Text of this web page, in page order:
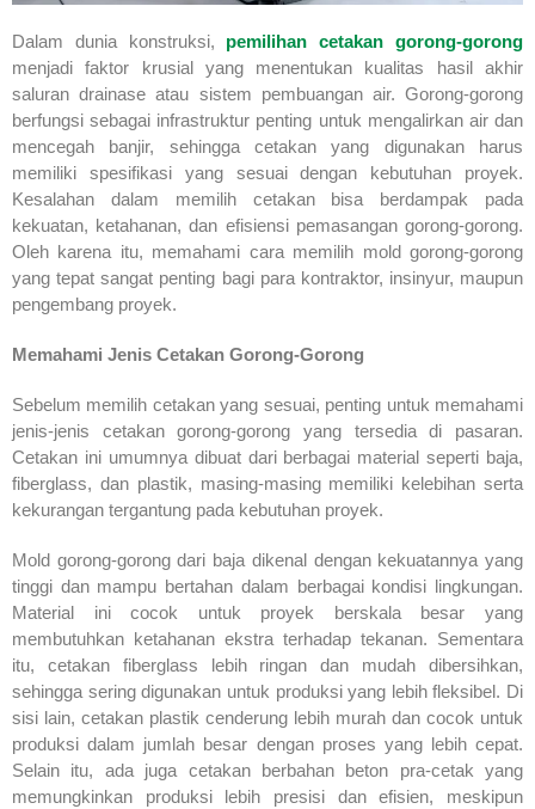
Dalam dunia konstruksi, pemilihan cetakan gorong-gorong
menjadi faktor krusial yang menentukan kualitas hasil akhir
saluran drainase atau sistem pembuangan air. Gorong-gorong
berfungsi sebagai infrastruktur penting untuk mengalirkan air dan
mencegah banjir, sehingga cetakan yang digunakan harus
memiliki spesifikasi yang sesuai dengan kebutuhan proyek.
Kesalahan dalam memilih cetakan bisa berdampak pada
kekuatan, ketahanan, dan efisiensi pemasangan gorong-gorong.
Oleh karena itu, memahami cara memilih mold gorong-gorong
yang tepat sangat penting bagi para kontraktor, insinyur, maupun
pengembang proyek.
Memahami Jenis Cetakan Gorong-Gorong
Sebelum memilih cetakan yang sesuai, penting untuk memahami
jenis-jenis cetakan gorong-gorong yang tersedia di pasaran.
Cetakan ini umumnya dibuat dari berbagai material seperti baja,
fiberglass, dan plastik, masing-masing memiliki kelebihan serta
kekurangan tergantung pada kebutuhan proyek.
Mold gorong-gorong dari baja dikenal dengan kekuatannya yang
tinggi dan mampu bertahan dalam berbagai kondisi lingkungan.
Material ini cocok untuk proyek berskala besar yang
membutuhkan ketahanan ekstra terhadap tekanan. Sementara
itu, cetakan fiberglass lebih ringan dan mudah dibersihkan,
sehingga sering digunakan untuk produksi yang lebih fleksibel. Di
sisi lain, cetakan plastik cenderung lebih murah dan cocok untuk
produksi dalam jumlah besar dengan proses yang lebih cepat.
Selain itu, ada juga cetakan berbahan beton pra-cetak yang
memungkinkan produksi lebih presisi dan efisien, meskipun